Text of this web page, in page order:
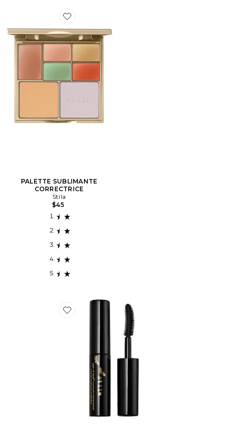
Favorite PALETTE SUBLIMANTE CORRECTRICE
PALETTE SUBLIMANTE
CORRECTRICE
Stila
$45
Favorite Travel Size Made-U-Lash Tubing Mascara